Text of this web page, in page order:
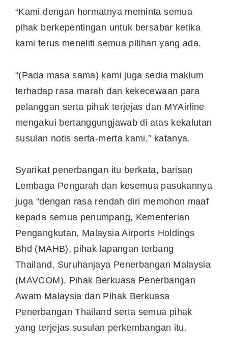
“Kami dengan hormatnya meminta semua
pihak berkepentingan untuk bersabar ketika
kami terus meneliti semua pilihan yang ada.
“(Pada masa sama) kami juga sedia maklum
terhadap rasa marah dan kekecewaan para
pelanggan serta pihak terjejas dan MYAirline
mengakui bertanggungjawab di atas kekalutan
susulan notis serta-merta kami,” katanya.
Syarikat penerbangan itu berkata, barisan
Lembaga Pengarah dan kesemua pasukannya
juga “dengan rasa rendah diri memohon maaf
kepada semua penumpang, Kementerian
Pengangkutan, Malaysia Airports Holdings
Bhd (MAHB), pihak lapangan terbang
Thailand, Suruhanjaya Penerbangan Malaysia
(MAVCOM), Pihak Berkuasa Penerbangan
Awam Malaysia dan Pihak Berkuasa
Penerbangan Thailand serta semua pihak
yang terjejas susulan perkembangan itu.